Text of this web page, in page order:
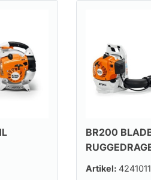
BR200
Artikel: